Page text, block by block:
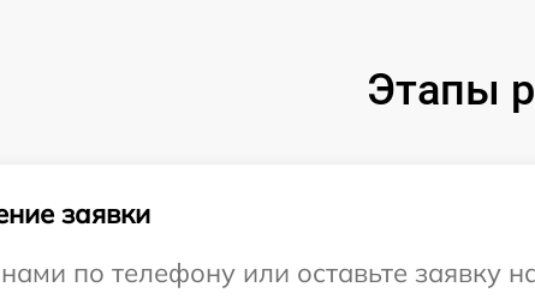
Этапы
заявки
по телефону или оставьте заявку